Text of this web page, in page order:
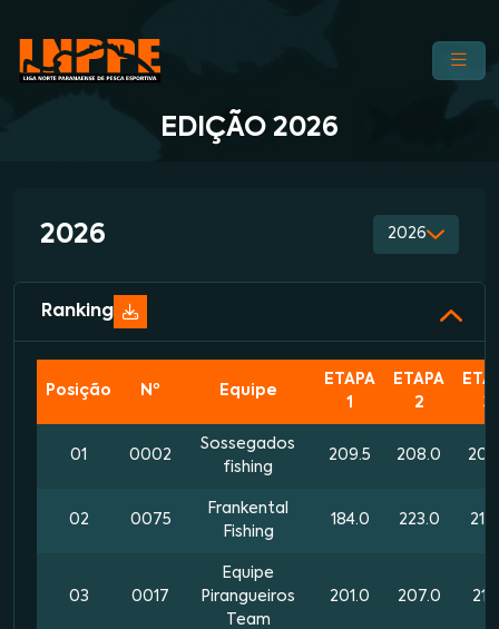
EDIÇÃO 2026
2026 2026
Ranking
Posição Nº Equipe
ETAPA
1
ETAPA
2
3
01 0002
Sossegados
fishing
209.5 208.0
02 0075
Frankental
Fishing
184.0 223.0
03 0017
Equipe
Pirangueiros
Team
201.0 207.0